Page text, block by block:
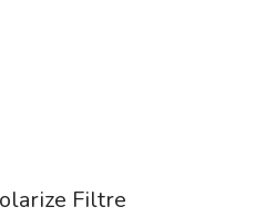
Filtre